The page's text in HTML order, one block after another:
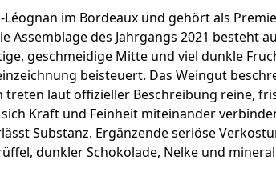
im Bordeaux und gehört als
Assemblage des Jahrgangs 2021 besteht
geschmeidige Mitte und viel dunkle
beisteuert. Das Weingut
laut offizieller Beschreibung reine,
Kraft und Feinheit miteinander
Substanz. Ergänzende seriöse
dunkler Schokolade, Nelke und